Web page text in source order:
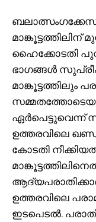
ഹൈക്കോടതി
ഭാഗങ്ങള്‍
മാങ്കൂട്ടത്തിലും
ഏര്‍പെട്ടുവെന്ന്
ഉത്തരവിലെ
കോടതി
ഉത്തരവിലെ
ഇടപെടല്‍.